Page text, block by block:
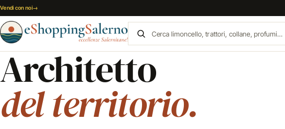
Vai al contenuto
Vendi con noi→
Architetto
del territorio.